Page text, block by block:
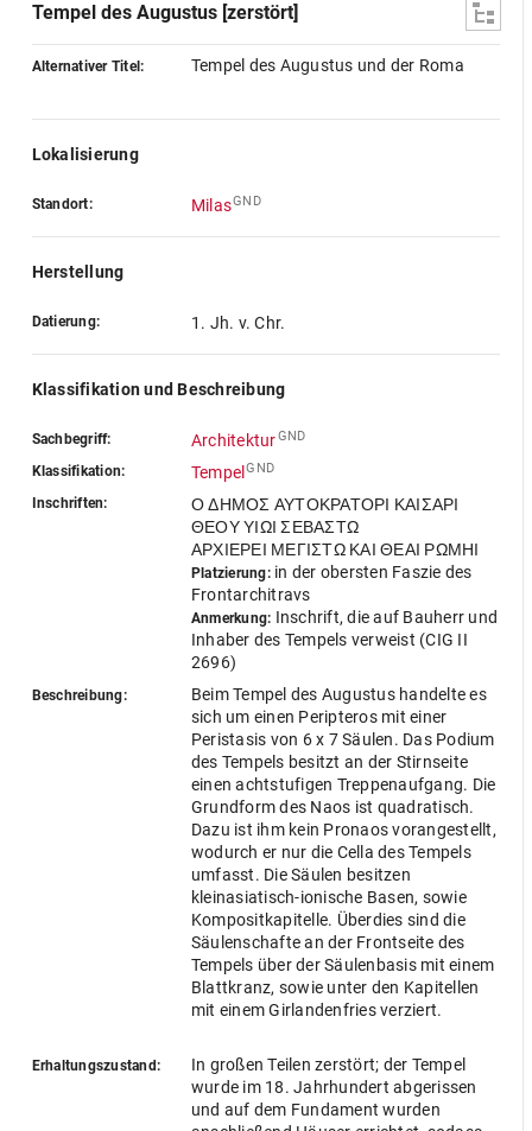
Tempel des Augustus [zerstört]
Alternativer Titel: Tempel des Augustus und der Roma
Lokalisierung
Standort: MilasGND
Herstellung
Datierung: 1. Jh. v. Chr.
Klassifikation und Beschreibung
Sachbegriff: ArchitekturGND
Klassifikation: Tempel GND
Inschriften:
Ο ΔΗΜΟΣ ΑΥΤΟΚΡΑΤΟΡΙ ΚΑΙΣΑΡΙ
ΘΕΟΥ ΥΙΩΙ ΣΕΒΑΣΤΩ
ΑΡΧΙΕΡΕΙ ΜΕΓΙΣΤΩ ΚΑΙ ΘΕΑΙ ΡΩΜΗΙ
Platzierung:in der obersten Faszie des
Frontarchitravs
Anmerkung: Inschrift, die auf Bauherr und
Inhaber des Tempels verweist (CIG II
2696)
Beschreibung:
Beim Tempel des Augustus handelte es
sich um einen Peripteros mit einer
Peristasis von 6 x 7 Säulen. Das Podium
des Tempels besitzt an der Stirnseite
einen achtstufigen Treppenaufgang. Die
Grundform des Naos ist quadratisch.
Dazu ist ihm kein Pronaos vorangestellt,
wodurch er nur die Cella des Tempels
umfasst. Die Säulen besitzen
kleinasiatisch-ionische Basen, sowie
Kompositkapitelle. Überdies sind die
Säulenschafte an der Frontseite des
Tempels über der Säulenbasis mit einem
Blattkranz, sowie unter den Kapitellen
mit einem Girlandenfries verziert.
Erhaltungszustand:
In großen Teilen zerstört; der Tempel
wurde im 18. Jahrhundert abgerissen
und auf dem Fundament wurden